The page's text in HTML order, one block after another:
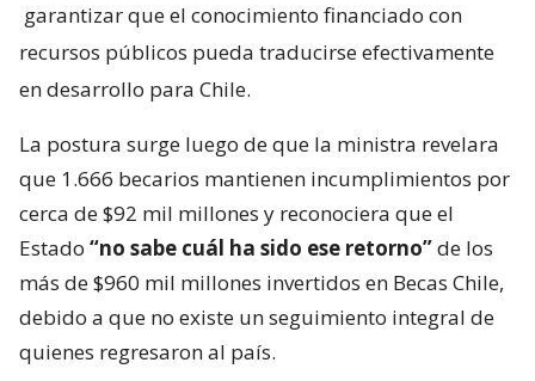
garantizar que el conocimiento financiado con
recursos públicos pueda traducirse efectivamente
en desarrollo para Chile.
La postura surge luego de que la ministra revelara
que 1.666 becarios mantienen incumplimientos por
cerca de $92 mil millones y reconociera que el
Estado “no sabe cuál ha sido ese retorno”de los
más de $960 mil millones invertidos en Becas Chile,
debido a que no existe un seguimiento integral de
quienes regresaron al país.